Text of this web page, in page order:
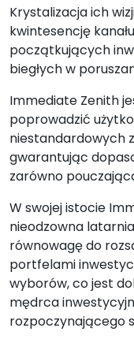
Krystalizacja ich
kwintesencję
początkujących
biegłych w
Immediate Zenith
poprowadzić
niestandardowych
gwarantując
zarówno
W swojej istocie
nieodzowna
równowagę do
portfelami
wyborów, co jest
mędrca
rozpoczynającego